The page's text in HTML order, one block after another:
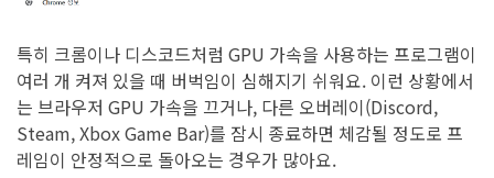
특히 크롬이나 디스코드처럼 GPU 가속을 사용하는 프로그램이
여러 개 켜져 있을 때 버벅임이 심해지기 쉬워요. 이런 상황에서
는 브라우저 GPU 가속을 끄거나, 다른 오버레이(Discord,
Steam, Xbox Game Bar)를 잠시 종료하면 체감될 정도로 프
레임이 안정적으로 돌아오는 경우가 많아요.